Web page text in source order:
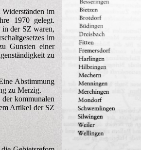
im
1970 gelegt.
der SZ waren,
im
Gunsten einer
zu
Abstimmung
zu Merzig.
kommunalen
Artikel der SZ